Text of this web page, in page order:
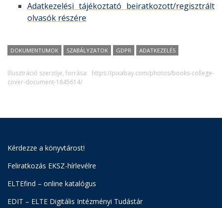
Adatkezelési tájékoztató beiratkozott/regisztrált
olvasók részére
DOKUMENTUMOK SZABÁLYZATOK GDPR ADATKEZELÉS
Illusztráció szerzője, forrása: https://pixabay.com/photos/books-college-
cover-document-1845614/
Kérdezze a könyvtárost!
Feliratkozás EKSZ-hírlevélre
ELTEfind – online katalógus
EDIT – ELTE Digitális Intézményi Tudástár